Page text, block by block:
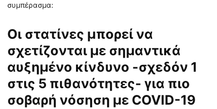
συμπέρασμα:
Οι στατίνες μπορεί να
σχετίζονται με σημαντικά
αυξημένο κίνδυνο -σχεδόν 1
στις 5 πιθανότητες- για πιο
σοβαρή νόσηση με COVID-19